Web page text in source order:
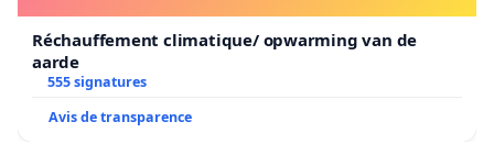
Réchauffement climatique/ opwarming van de
aarde
555 signatures
Avis de transparence